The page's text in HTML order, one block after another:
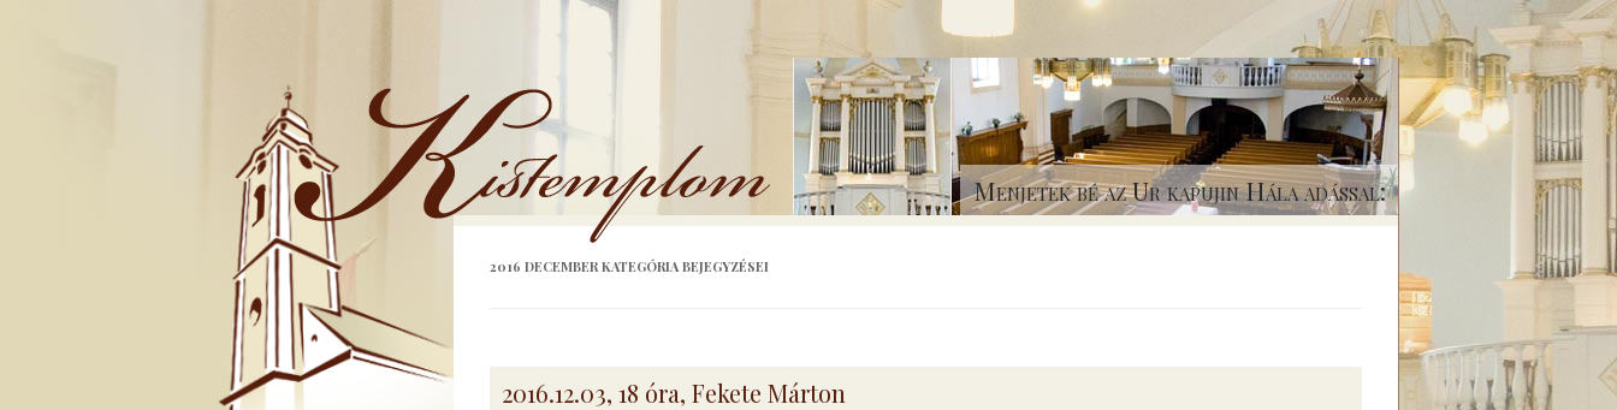
Kistemplom
Menjetek bé az Ur kapujin Hála adással:
2016 DECEMBERKATEGÓRIA BEJEGYZÉSEI
2016.12.03, 18 óra, Fekete Márton